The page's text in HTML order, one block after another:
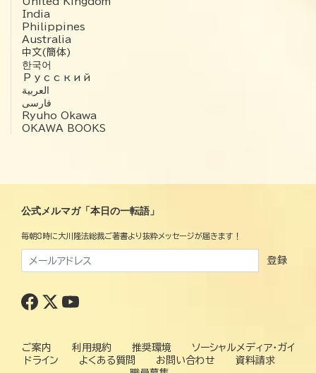
India
Philippines
Australia
中文(簡体)
한국어
Русский
العربية‏
فارسی
Ryuho Okawa
OKAWA BOOKS
公式メルマガ「本日の一転語」
毎朝8時に大川隆法総裁ご著書より抜粋メッセージが届きます！
登録
ご案内 利用規約 推奨環境
ソーシャルメディア・ガイ
ドライン
よくある質問 お問い合わせ
資料請求